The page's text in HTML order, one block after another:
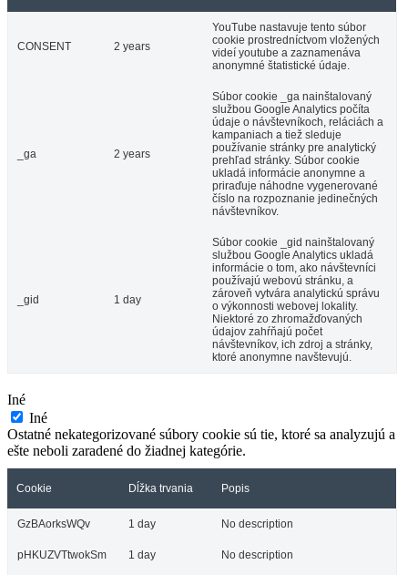
CONSENT 2 years
YouTube nastavuje tento súbor
cookie prostredníctvom vložených
videí youtube a zaznamenáva
anonymné štatistické údaje.
_ga 2 years
Súbor cookie _ga nainštalovaný
službou Google Analytics počíta
údaje o návštevníkoch, reláciách a
kampaniach a tiež sleduje
používanie stránky pre analytický
prehľad stránky. Súbor cookie
ukladá informácie anonymne a
priraďuje náhodne vygenerované
číslo na rozpoznanie jedinečných
návštevníkov.
_gid 1 day
Súbor cookie _gid nainštalovaný
službou Google Analytics ukladá
informácie o tom, ako návštevníci
používajú webovú stránku, a
zároveň vytvára analytickú správu
o výkonnosti webovej lokality.
Niektoré zo zhromažďovaných
údajov zahŕňajú počet
návštevníkov, ich zdroj a stránky,
ktoré anonymne navštevujú.
Iné
Iné
Ostatné nekategorizované súbory cookie sú tie, ktoré sa analyzujú a
ešte neboli zaradené do žiadnej kategórie.
Cookie Dĺžka trvania Popis
GzBAorksWQv 1 day No description
pHKUZVTtwokSm 1 day No description